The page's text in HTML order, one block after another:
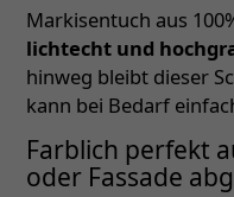
Markisentuch aus
lichtecht und
hinweg bleibt dieser
kann bei Bedarf
Farblich perfekt
oder Fassade